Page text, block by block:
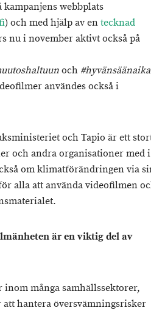
kampanjens webbplats
) och med hjälp av entecknad
nu i november aktivt också på
och
användes också i
och Tapio är ett
och andra organisationer med i
om klimatförändringen via
alla att använda videofilmen
är en viktig del av
inom många samhällssektorer,
hantera översvämningsrisker